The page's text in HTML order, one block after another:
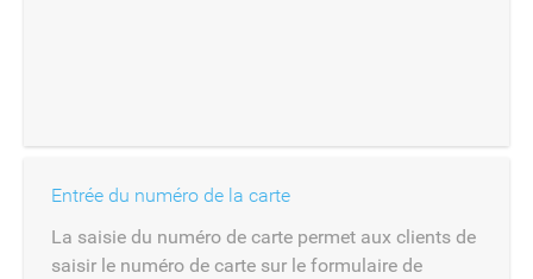
Entrée du numéro de la carte
La saisie du numéro de carte permet aux clients de
saisir le numéro de carte sur le formulaire de